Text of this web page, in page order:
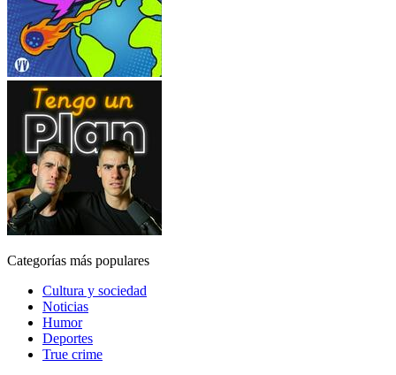
Categorías más populares
Cultura y sociedad
Noticias
Humor
Deportes
True crime